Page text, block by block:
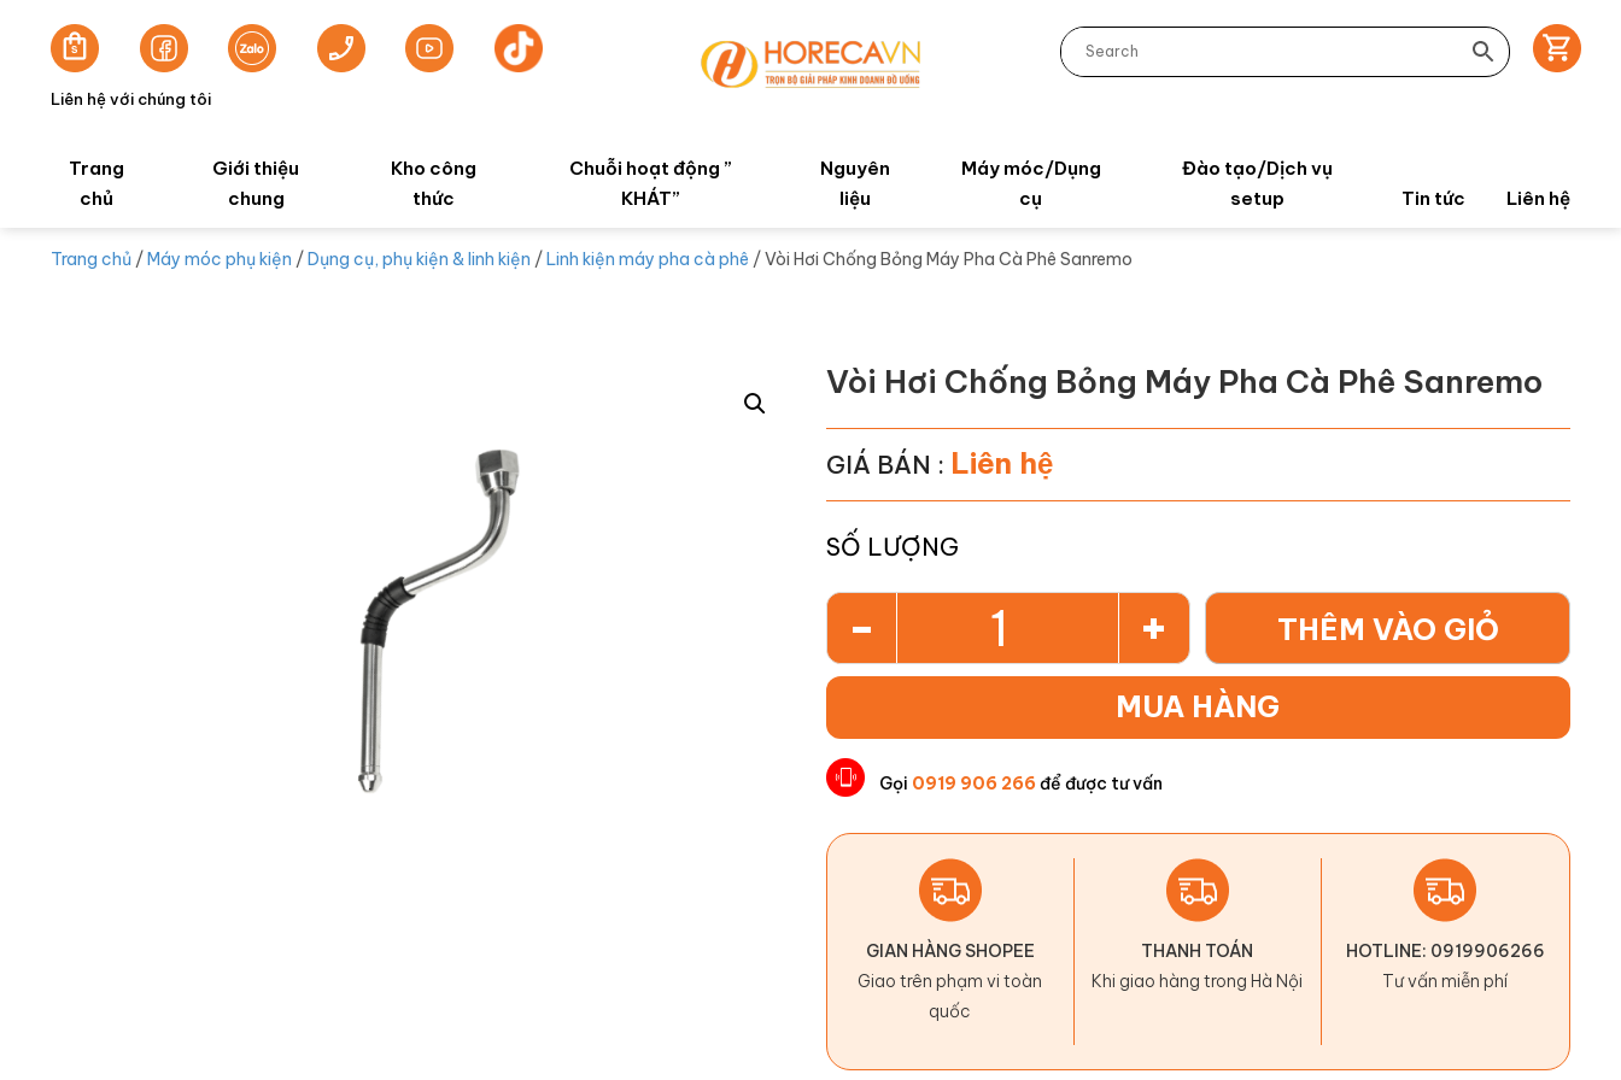
Liên hệ với chúng tôi
Trang
chủ
Giới thiệu
chung
Kho công
thức
Chuỗi hoạt động ”
KHÁT”
Nguyên
liệu
Máy móc/Dụng
cụ
Đào tạo/Dịch vụ
setup
Tin tức Liên hệ
Trang chủ /Máy móc phụ kiện /Dụng cụ, phụ kiện & linh kiện /Linh kiện máy pha cà phê / Vòi Hơi Chống Bỏng Máy Pha Cà Phê Sanremo
Vòi Hơi Chống Bỏng Máy Pha Cà Phê Sanremo
GIÁ BÁN : Liên hệ
SỐ LƯỢNG
+
- THÊM VÀO GIỎ
MUA HÀNG
Gọi 0919 906 266 để được tư vấn
GIAN HÀNG SHOPEE
Giao trên phạm vi toàn
quốc
THANH TOÁN
Khi giao hàng trong Hà Nội
HOTLINE: 0919906266
Tư vấn miễn phí